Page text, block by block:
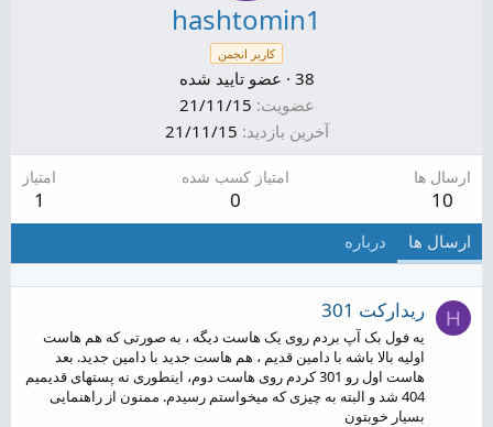
hashtomin1
کاربر انجمن
عضو تایید شده · 38
عضویت 21/11/15
آخرین بازدید 21/11/15
ارسال ها
10
امتیاز کسب شده
0
امتیاز
1
ارسال ها درباره
H ریدارکت 301
یه فول بک آپ بردم روی یک هاست دیگه ، به صورتی که هم هاست
اولیه بالا باشه با دامین قدیم ، هم هاست جدید با دامین جدید. بعد
هاست اول رو 301 کردم روی هاست دوم، اینطوری نه پستهای قدیمیم
404 شد و البته به چیزی که میخواستم رسیدم. ممنون از راهنمایی
بسیار خوبتون